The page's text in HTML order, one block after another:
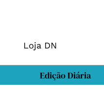
Loja DN
Edição Diária